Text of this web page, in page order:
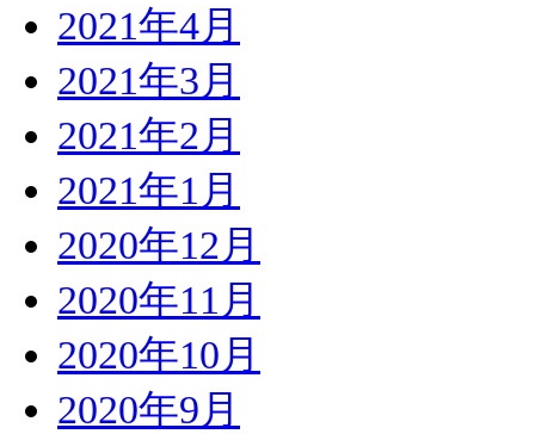
2021年4月
2021年3月
2021年2月
2021年1月
2020年12月
2020年11月
2020年10月
2020年9月